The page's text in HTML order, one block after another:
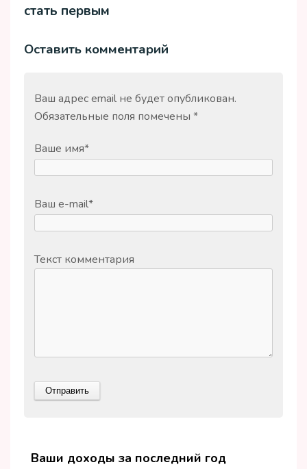
стать первым
Оставить комментарий
Ваш адрес email не будет опубликован.
Обязательные поля помечены *
Ваше имя*
Ваш e-mail*
Текст комментария
Ваши доходы за последний год